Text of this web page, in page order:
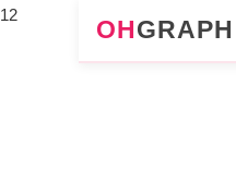
OHGRAPH
12